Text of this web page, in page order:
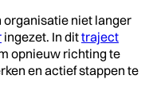
organisatie niet langer
ingezet. In dittraject
opnieuw richting te
en actief stappen te